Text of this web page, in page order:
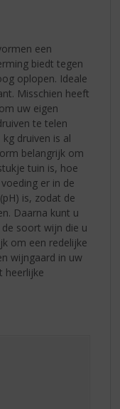
een
biedt tegen
oplopen. Ideale
Misschien heeft
uw eigen
te telen
druiven is al
belangrijk om
tuin is, hoe
er in de
is, zodat de
Daarna kunt u
soort wijn die u
om een redelijke
wijngaard in uw
heerlijke